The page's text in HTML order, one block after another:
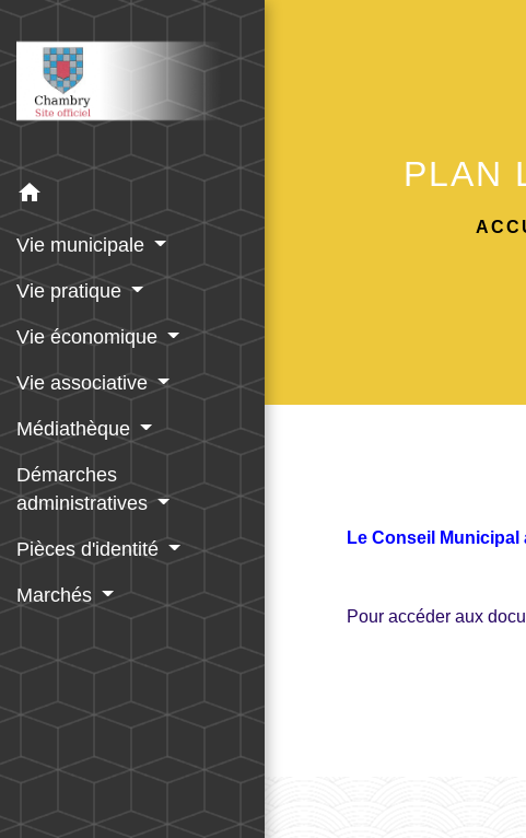
home
Vie municipale
Vie pratique
Vie économique
Vie associative
Médiathèque
Démarches
administratives
Pièces d'identité
Marchés
PLAN
Le Conseil
Pour accéder aux